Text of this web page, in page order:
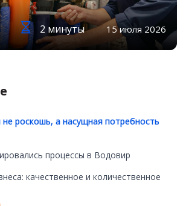
2 минуты 15 июля 2026
роскошь, а насущная потребность
процессы в Водовир
качественное и количественное